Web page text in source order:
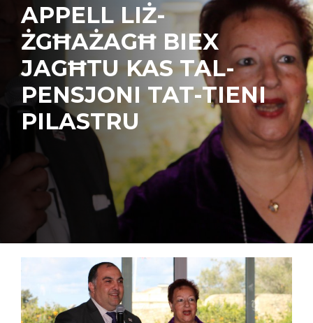
APPELL LIŻ-
ŻGĦAŻAGĦ BIEX
JAGĦTU KAS TAL-
PENSJONI TAT-TIENI
PILASTRU